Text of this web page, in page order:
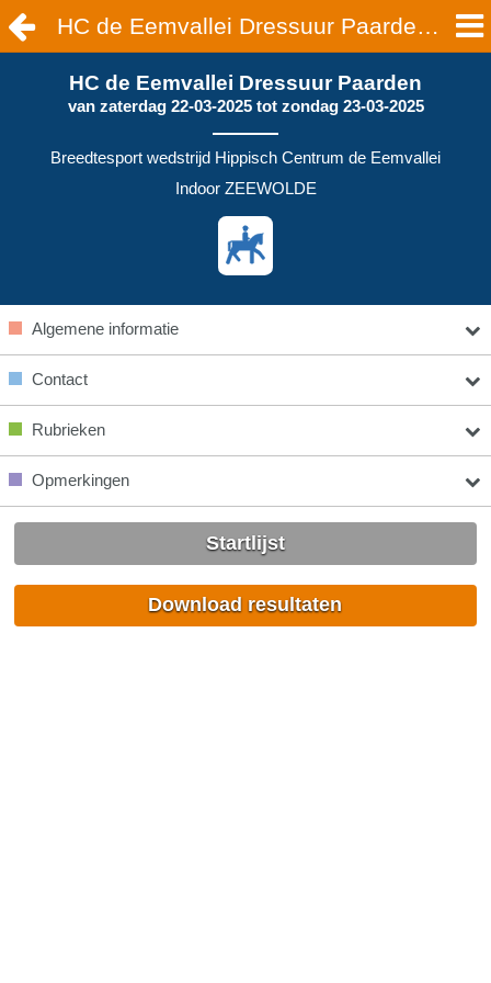
HC de Eemvallei Dressuur Paarden | ZEEWOLDE
HC de Eemvallei Dressuur Paarden
van zaterdag 22-03-2025tot zondag 23-03-2025
Breedtesport wedstrijd Hippisch Centrum de Eemvallei
Indoor ZEEWOLDE
Algemene informatie
Contact
Rubrieken
Opmerkingen
Startlijst
Download resultaten